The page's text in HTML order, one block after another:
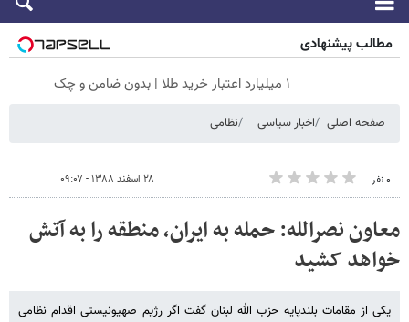
مطالب پیشنهادی
۱ میلیارد اعتبار خرید طلا | بدون ضامن و چک
صفحه اصلی اخبار سیاسی نظامی
۰ نفر ۲۸ اسفند ۱۳۸۸ - ۰۹:۰۷
معاون نصرالله: حمله‌ به ایران، منطقه را به آتش
خواهد کشید
یکی از مقامات بلندپایه حزب الله لبنان گفت اگر رژیم صهیونیستی اقدام نظامی